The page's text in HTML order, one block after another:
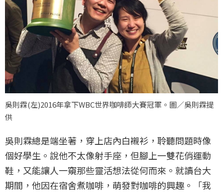
吳則霖(左)2016年拿下WBC世界咖啡師大賽冠軍。圖／吳則霖提
供
吳則霖總是端坐著，穿上店內白襯衫，聆聽問題時像
個好學生。說他不太像射手座，但腳上一雙花俏運動
鞋，又能讓人一窺那些靈活想法從何而來。就讀台大
期間，他因在宿舍煮咖啡，萌發對咖啡的興趣。「我